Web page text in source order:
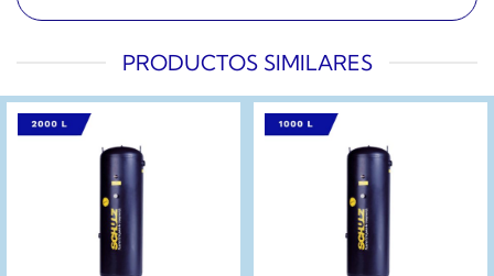
PRODUCTOS SIMILARES